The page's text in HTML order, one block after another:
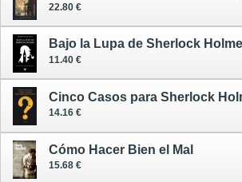
22.80 €
Bajo la Lupa de Sherlock
11.40 €
Cinco Casos para Sherlock
14.16 €
Cómo Hacer Bien el Mal
15.68 €